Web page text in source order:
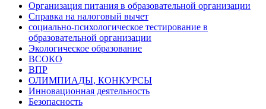
Организация питания в образовательной организации
Справка на налоговый вычет
социально-психологическое тестирование в
образовательной организации
Экологическое образование
ВСОКО
ВПР
ОЛИМПИАДЫ, КОНКУРСЫ
Инновационная деятельность
Безопасность